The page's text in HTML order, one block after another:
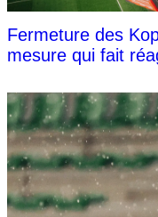
Fermeture des
mesure qui fait